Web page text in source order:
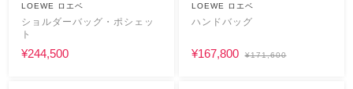
LOEWE ロエベ
ショルダーバッグ・ポシェッ
ト
¥244,500
LOEWE ロエベ
ハンドバッグ
¥167,800 ¥171,600